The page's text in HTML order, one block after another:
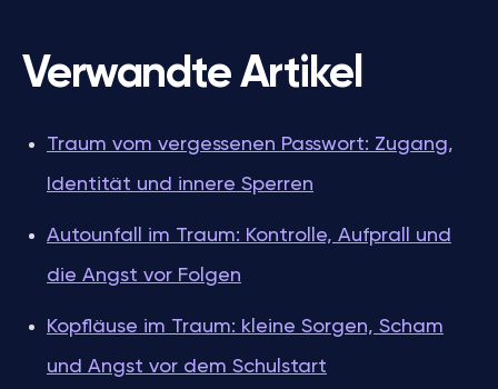
Verwandte Artikel
Traum vom vergessenen Passwort: Zugang,
Identität und innere Sperren
Autounfall im Traum: Kontrolle, Aufprall und
die Angst vor Folgen
Kopfläuse im Traum: kleine Sorgen, Scham
und Angst vor dem Schulstart